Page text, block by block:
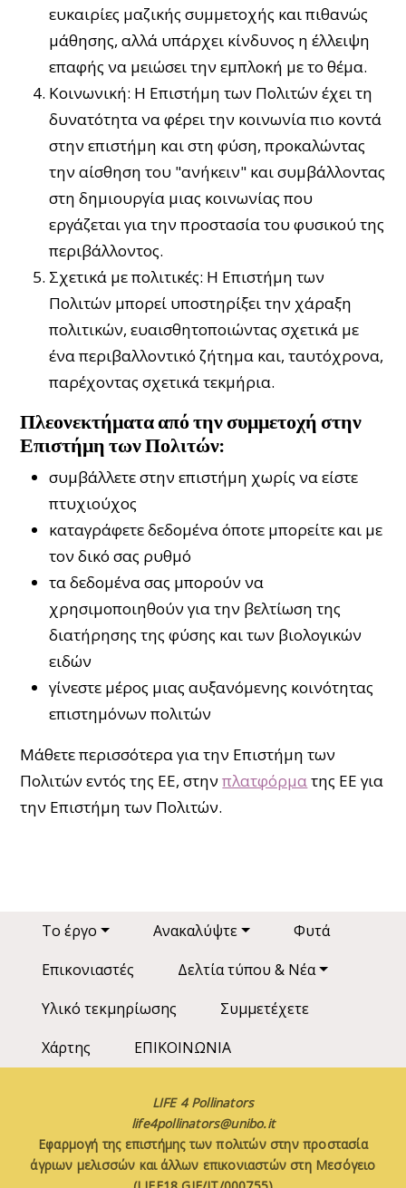
ευκαιρίες μαζικής συμμετοχής και πιθανώς
μάθησης, αλλά υπάρχει κίνδυνος η έλλειψη
επαφής να μειώσει την εμπλοκή με το θέμα.
Κοινωνική: Η Επιστήμη των Πολιτών έχει τη
δυνατότητα να φέρει την κοινωνία πιο κοντά
στην επιστήμη και στη φύση, προκαλώντας
την αίσθηση του "ανήκειν" και συμβάλλοντας
στη δημιουργία μιας κοινωνίας που
εργάζεται για την προστασία του φυσικού της
περιβάλλοντος.
Σχετικά με πολιτικές: Η Επιστήμη των
Πολιτών μπορεί υποστηρίξει την χάραξη
πολιτικών, ευαισθητοποιώντας σχετικά με
ένα περιβαλλοντικό ζήτημα και, ταυτόχρονα,
παρέχοντας σχετικά τεκμήρια.
Πλεονεκτήματα από την συμμετοχή στην
Επιστήμη των Πολιτών:
συμβάλλετε στην επιστήμη χωρίς να είστε
πτυχιούχος
καταγράφετε δεδομένα όποτε μπορείτε και με
τον δικό σας ρυθμό
τα δεδομένα σας μπορούν να
χρησιμοποιηθούν για την βελτίωση της
διατήρησης της φύσης και των βιολογικών
ειδών
γίνεστε μέρος μιας αυξανόμενης κοινότητας
επιστημόνων πολιτών
Μάθετε περισσότερα για την Επιστήμη των
Πολιτών εντός της ΕΕ, στηνπλατφόρματης ΕΕ για
την Επιστήμη των Πολιτών.
Main navigation
Το έργο Ανακαλύψτε
Φυτά
Επικονιαστές
Δελτία τύπου & Νέα
Υλικό τεκμηρίωσης
Συμμετέχετε
Χάρτης
ΕΠΙΚΟΙΝΩΝΙΑ
LIFE 4 Pollinators
life4pollinators@unibo.it
Εφαρμογή της επιστήμης των πολιτών στην προστασία
άγριων μελισσών και άλλων επικονιαστών στη Μεσόγειο